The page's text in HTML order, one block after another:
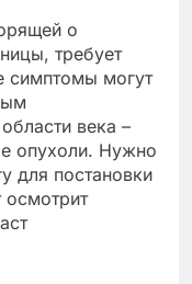
о
требует
симптомы могут
века –
опухоли. Нужно
для постановки
осмотрит